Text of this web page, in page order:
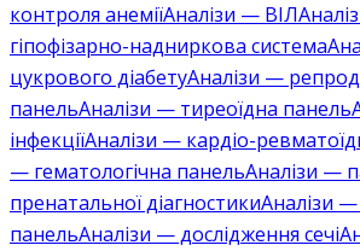
контроля анеміїАналізи — ВІЛ
гіпофізарно-надниркова система
цукрового діабетуАналізи —
панельАналізи — тиреоїдна панель
інфекціїАналізи — кардіо-
— гематологічна панельАналізи —
пренатальної діагностикиАналізи —
панельАналізи — дослідження сечі